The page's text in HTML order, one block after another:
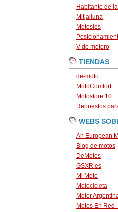
Habitante de
Mitjalluna
Motosles
V de motero
TIENDAS
de-moto
MotoComfort
Motostore 10
Repuestos
WEBS
An European
Blog de motos
DeMotos
GSXR.es
Mi Moto
Motocicleta
Motor
Motos En Red